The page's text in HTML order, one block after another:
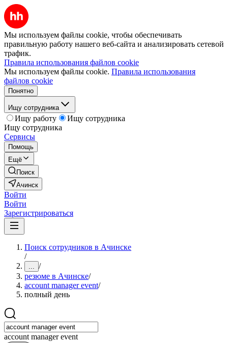
Мы используем файлы cookie, чтобы обеспечивать
правильную работу нашего веб-сайта и анализировать сетевой
трафик.
Правила использования файлов cookie
Мы используем файлы cookie. Правила использования
файлов cookie
Понятно
Ищу сотрудника
Ищу работу
Ищу сотрудника
Ищу сотрудника
Сервисы
Помощь
Ещё
Поиск
Ачинск
Войти
Войти
Зарегистрироваться
Поиск сотрудников в Ачинске
/
... /
резюме в Ачинске/
account manager event/
полный день
account manager event